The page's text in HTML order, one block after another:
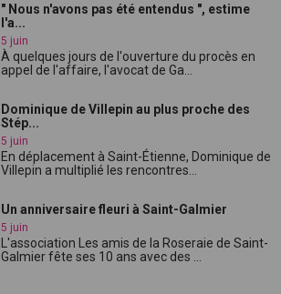
" Nous n'avons pas été entendus ", estime
l'a...
5 juin
À quelques jours de l'ouverture du procès en
appel de l'affaire, l'avocat de Ga...
Dominique de Villepin au plus proche des
Stép...
5 juin
En déplacement à Saint-Étienne, Dominique de
Villepin a multiplié les rencontres...
Un anniversaire fleuri à Saint-Galmier
5 juin
L'association Les amis de la Roseraie de Saint-
Galmier fête ses 10 ans avec des ...